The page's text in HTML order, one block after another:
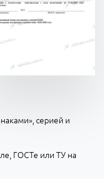
серией и
ГОСТе или ТУ на